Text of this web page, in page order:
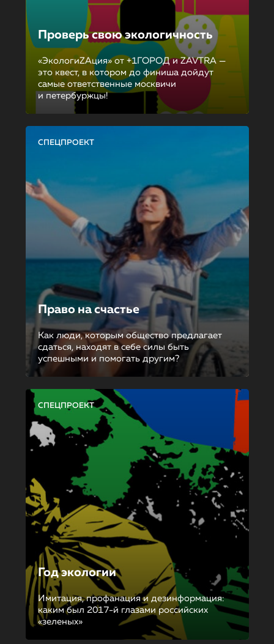
Проверь свою экологичность
«ЭкологиZAция» от +1ГОРОД и ZAVTRA —
это квест, в котором до финиша дойдут
самые ответственные москвичи
и петербуржцы!
СПЕЦПРОЕКТ
Право на счастье
Как люди, которым общество предлагает
сдаться, находят в себе силы быть
успешными и помогать другим?
СПЕЦПРОЕКТ
Год экологии
Имитация, профанация и дезинформация:
каким был 2017-й глазами российских
«зеленых»